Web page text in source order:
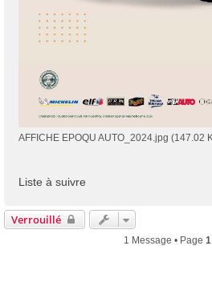
AFFICHE EPOQU AUTO_2024.jpg (147.02
Liste à suivre
Verrouillé
1 Message • Page 1